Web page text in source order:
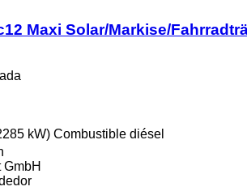
Maxi Solar/Markise/
kW) Combustible diésel